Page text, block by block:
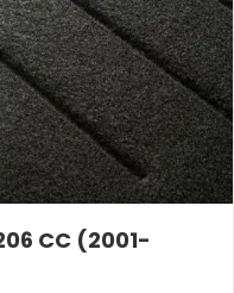
CC (2001-